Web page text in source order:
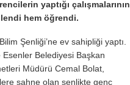
yaptığı çalışmalarının
hem öğrendi.
Şenliği’ne ev sahipliği yaptı.
Esenler Belediyesi Başkan
Müdürü Cemal Bolat,
sahne olan şenlikte genç